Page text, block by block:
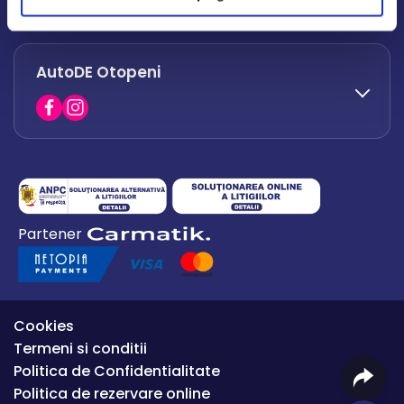
office.afumati@autode.ro
0730 063 852
0730 063 851
AutoDE Otopeni
0754 649 360
office.premium@autode.ro
Partener
Cookies
Termeni si conditii
Politica de Confidentialitate
Politica de rezervare online